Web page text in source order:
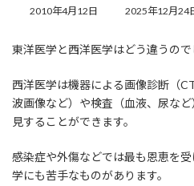
2010年4月12日
最
新
時
:
2025年12月24
東洋医学と西洋医学はどう違うので
西洋医学は機器による画像診断（
波画像など）や検査（血液、尿な
見することができます。
感染症や外傷などでは最も恩恵を
学にも苦手なものがあります。